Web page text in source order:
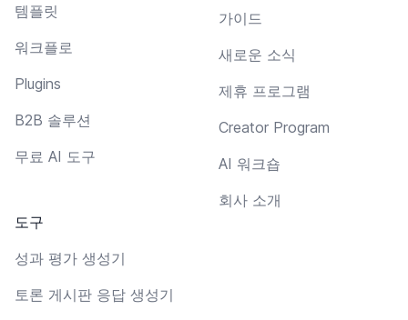
템플릿
워크플로
Plugins
B2B 솔루션
무료 AI 도구
도구
성과 평가 생성기
토론 게시판 응답 생성기
가이드
새로운 소식
제휴 프로그램
Creator Program
AI 워크숍
회사 소개